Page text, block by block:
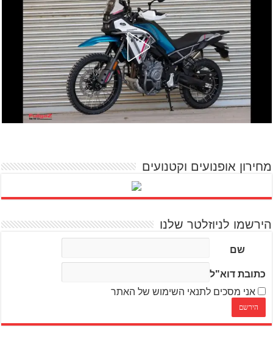
מחירון אופנועים וקטנועים
הירשמו לניוזלטר שלנו
שם
כתובת דוא"ל
אני מסכים לתנאי השימוש של האתר